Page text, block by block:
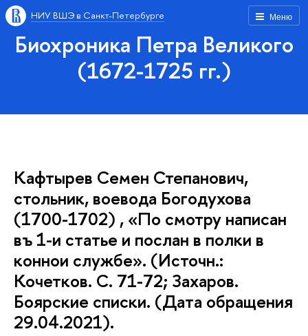
Меню
НИУ ВШЭ в Санкт-Петербурге
Биохроника Петра Великого
(1672-1725 гг.)
Кафтырев Семен Степанович,
стольник, воевода Богодухова
(1700-1702) , «По смотру написан
въ 1-и статье и послан в полки в
коннои службе». (Источн.:
Кочетков. С. 71-72; Захаров.
Боярские списки. (Дата обращения
29.04.2021).